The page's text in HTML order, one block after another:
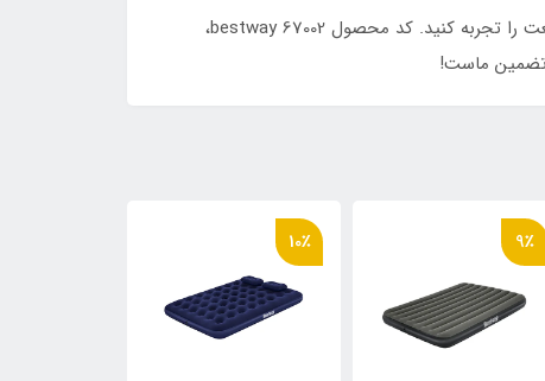
بهترین همراه کمپینگ شما: تشک بادی دو نفره بست وی! با رویه کامفورت و طراحی ارگونومیک، لذت خواب راحت در دل طبیعت را تجربه کنید. کد محصول bestway 67002،
تضمین ماست!
10٪ 19٪